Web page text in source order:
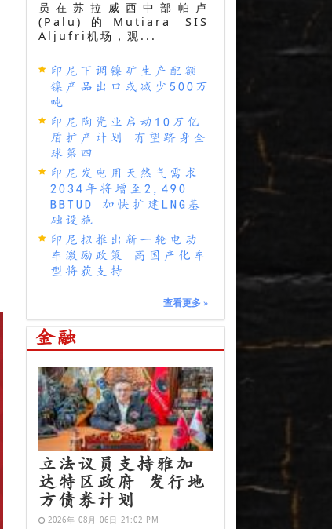
员在苏拉威西中部帕卢
(Palu)的Mutiara SIS
Aljufri机场，观...
印尼下调镍矿生产配额
镍产品出口或减少500万
吨
印尼陶瓷业启动10万亿
盾扩产计划 有望跻身全
球第四
印尼发电用天然气需求
2034年将增至2,490
BBTUD 加快扩建LNG基
础设施
印尼拟推出新一轮电动
车激励政策 高国产化车
型将获支持
查看更多 »
金融
立法议员支持雅加
达特区政府 发行地
方债券计划
2026年 08月 06日 21:02 PM